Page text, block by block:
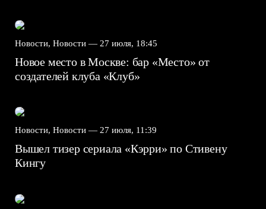
Новости, Новости — 27 июля, 18:45
Новое место в Москве: бар «Место» от
создателей клуба «Клуб»
Новости, Новости — 27 июля, 11:39
Вышел тизер сериала «Кэрри» по Стивену
Кингу